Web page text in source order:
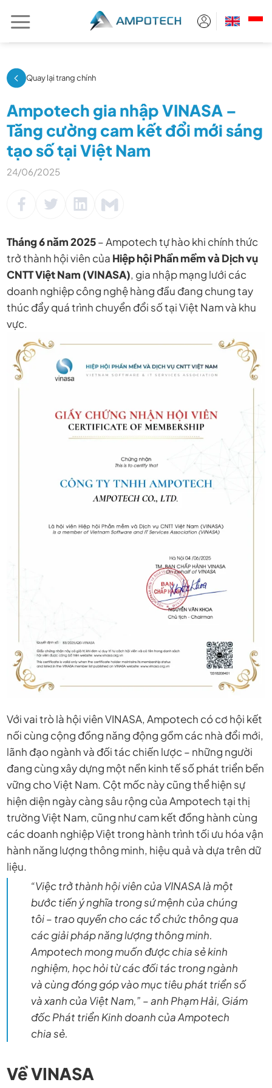
đến
Quay lại trang chính
Ampotech gia nhập VINASA –
Tăng cường cam kết đổi mới sáng
tạo số tại Việt Nam
24/06/2025
Tháng 6 năm 2025– Ampotech tự hào khi chính thức
trở thành hội viên của Hiệp hội Phần mềm và Dịch vụ
CNTT Việt Nam (VINASA), gia nhập mạng lưới các
doanh nghiệp công nghệ hàng đầu đang chung tay
thúc đẩy quá trình chuyển đổi số tại Việt Nam và khu
vực.
Với vai trò là hội viên VINASA, Ampotech có cơ hội kết
nối cùng cộng đồng năng động gồm các nhà đổi mới,
lãnh đạo ngành và đối tác chiến lược – những người
đang cùng xây dựng một nền kinh tế số phát triển bền
vững cho Việt Nam. Cột mốc này cũng thể hiện sự
hiện diện ngày càng sâu rộng của Ampotech tại thị
trường Việt Nam, cũng như cam kết đồng hành cùng
các doanh nghiệp Việt trong hành trình tối ưu hóa vận
hành năng lượng thông minh, hiệu quả và dựa trên dữ
liệu.
“Việc trở thành hội viên của VINASA là một
bước tiến ý nghĩa trong sứ mệnh của chúng
tôi – trao quyền cho các tổ chức thông qua
các giải pháp năng lượng thông minh.
Ampotech mong muốn được chia sẻ kinh
nghiệm, học hỏi từ các đối tác trong ngành
và cùng đóng góp vào mục tiêu phát triển số
và xanh của Việt Nam,” – anh Phạm Hải, Giám
đốc Phát triển Kinh doanh của Ampotech
chia sẻ.
Về VINASA